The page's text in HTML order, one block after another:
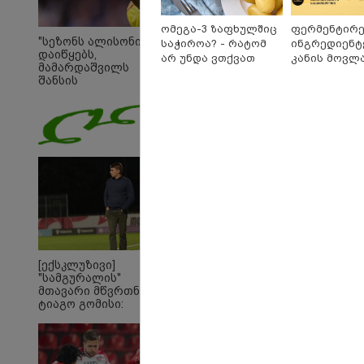
"სეზონს ალისონი
დაიწყებს,
მამარდაშვილს
შანსის
მოთმინება სჭირდება,
რომელსაც 100%-ით
მიიღებს" - განაცხადა
"ლივერპულის"
ყოფილმა მეკარემ
[ექსკლუზივი]
"სამგურალის"
მთავარი მწვრთნელი
ტიაგო გომისი:
ტალანტების
ქვეყანაა"!
ომეგა-3 ზაფხულშიც
საჭიროა? - რატომ
არ უნდა ვთქვათ
კანის